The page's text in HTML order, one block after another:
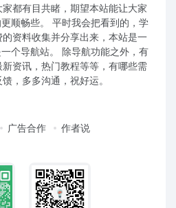
都有目共睹，期望本站能让大家
顺畅些。 平时我会把看到的，学
资料收集并分享出来，本站是一
个导航站。 除导航功能之外，有
资讯，热门教程等等，有哪些需
，多多沟通，祝好运。
广告合作 作者说